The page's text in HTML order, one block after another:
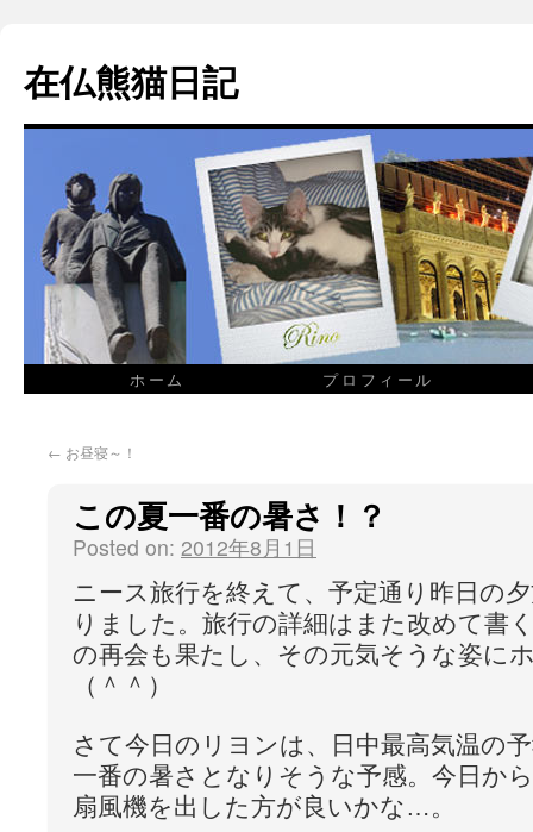
在仏熊猫日記
ホーム プロフィール
← お昼寝～！
この夏一番の暑さ！？
Posted on: 2012年8月1日
ニース旅行を終えて、予定通り昨日の
りました。旅行の詳細はまた改めて書
の再会も果たし、その元気そうな姿に
（＾＾）
さて今日のリヨンは、日中最高気温の
一番の暑さとなりそうな予感。今日か
扇風機を出した方が良いかな…。